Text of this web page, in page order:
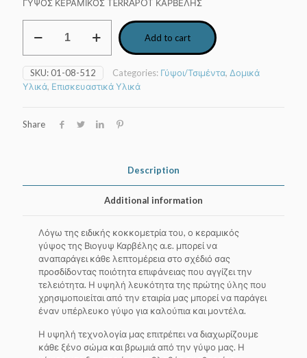
ΓΥΨΟΣ ΚΕΡΑΜΙΚΟΣ TERRAPOT ΚΑΡΒΕΛΗΣ
κεραμικός
quantity
Add to cart
SKU:01-08-512 Categories: Γύψοι/Τσιμέντα, Δομικά
Υλικά, Επισκευαστικά Υλικά
Share
Description
Additional information
Λόγω της ειδικής κοκκομετρία του, ο κεραμικός
γύψος της Βιογυψ Καρβέλης α.ε. μπορεί να
αναπαράγει κάθε λεπτομέρεια στο σχέδιό σας
προσδίδοντας ποιότητα επιφάνειας που αγγίζει την
τελειότητα. Η υψηλή λευκότητα της πρώτης ύλης που
χρησιμοποιείται από την εταιρία μας μπορεί να παράγει
έναν υπέρλευκο γύψο για καλούπια και μοντέλα.
Η υψηλή τεχνολογία μας επιτρέπει να διαχωρίζουμε
κάθε ξένο σώμα και βρωμιά από την γύψο μας. Η